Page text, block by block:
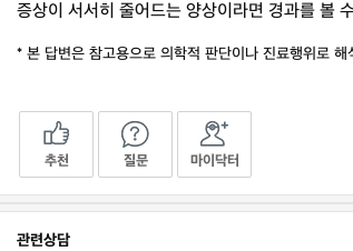
증상이 서서히 줄어드는 양상이라면 경과를 볼
* 본 답변은 참고용으로 의학적 판단이나 진료행위로 해
추천 질문 마이닥터
관련상담